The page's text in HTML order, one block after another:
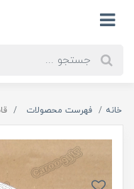
خانه فهرست محصولات